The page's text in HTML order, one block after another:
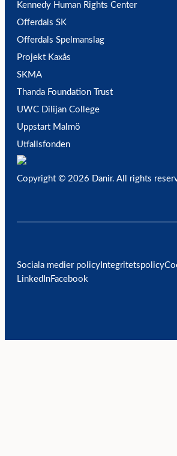
Kennedy Human Rights Center
Offerdals SK
Offerdals Spelmanslag
Projekt Kaxås
SKMA
Thanda Foundation Trust
UWC Dilijan College
Uppstart Malmö
Utfallsfonden
Copyright © 2026 Danir. All rights
Sociala medier policy Integritetspolicy
LinkedInFacebook